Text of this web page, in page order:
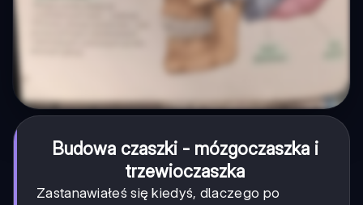
Budowa czaszki - mózgoczaszka i
trzewioczaszka
Zastanawiałeś się kiedyś, dlaczego po